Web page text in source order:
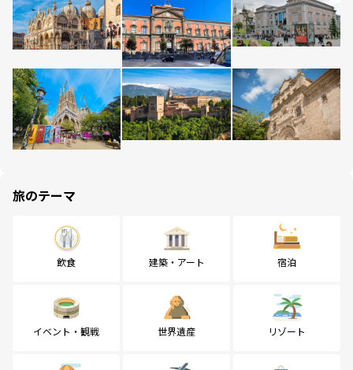
旅のテーマ
飲食 建築・アート 宿泊
イベント・観戦 世界遺産 リゾート